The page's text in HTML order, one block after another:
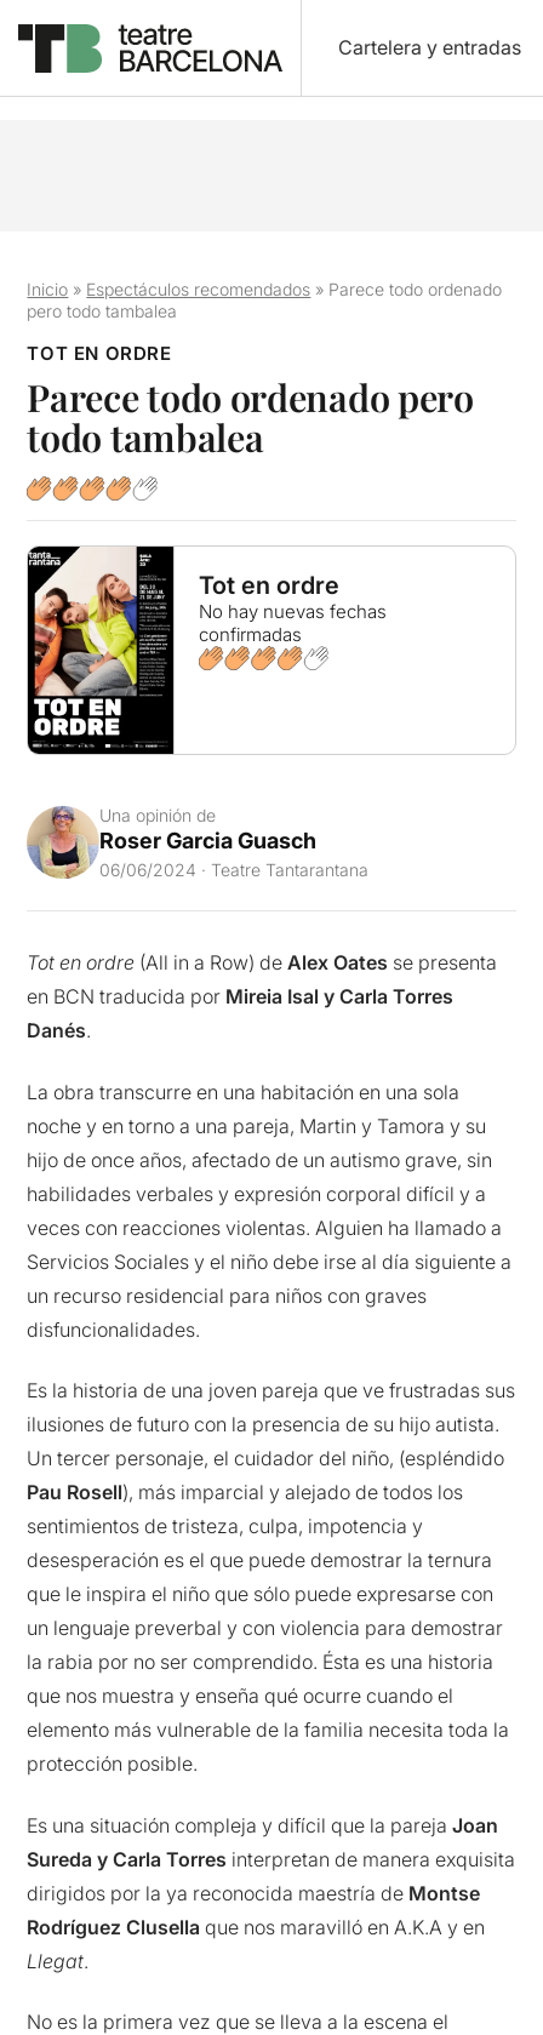
Cartelera y entradas
Inicio » Espectáculos recomendados » Parece todo ordenado
pero todo tambalea
TOT EN ORDRE
Parece todo ordenado pero
todo tambalea
Tot en ordre
No hay nuevas fechas
confirmadas
Una opinión de
Roser Garcia Guasch
06/06/2024 · Teatre Tantarantana
Tot en ordre (All in a Row) deAlex Oates se presenta
en BCN traducida por Mireia Isal y Carla Torres
Danés.
La obra transcurre en una habitación en una sola
noche y en torno a una pareja, Martin y Tamora y su
hijo de once años, afectado de un autismo grave, sin
habilidades verbales y expresión corporal difícil y a
veces con reacciones violentas. Alguien ha llamado a
Servicios Sociales y el niño debe irse al día siguiente a
un recurso residencial para niños con graves
disfuncionalidades.
Es la historia de una joven pareja que ve frustradas sus
ilusiones de futuro con la presencia de su hijo autista.
Un tercer personaje, el cuidador del niño, (espléndido
Pau Rosell), más imparcial y alejado de todos los
sentimientos de tristeza, culpa, impotencia y
desesperación es el que puede demostrar la ternura
que le inspira el niño que sólo puede expresarse con
un lenguaje preverbal y con violencia para demostrar
la rabia por no ser comprendido. Ésta es una historia
que nos muestra y enseña qué ocurre cuando el
elemento más vulnerable de la familia necesita toda la
protección posible.
Es una situación compleja y difícil que la parejaJoan
Sureda y Carla Torres interpretan de manera exquisita
dirigidos por la ya reconocida maestría de Montse
Rodríguez Clusella que nos maravilló en A.K.A y en
Llegat.
No es la primera vez que se lleva a la escena el